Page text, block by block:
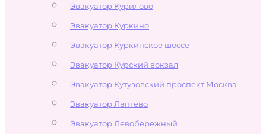
Эвакуатор Курилово
Эвакуатор Куркино
Эвакуатор Куркинское шоссе
Эвакуатор Курский вокзал
Эвакуатор Кутузовский проспект Москва
Эвакуатор Лаптево
Эвакуатор Левобережный